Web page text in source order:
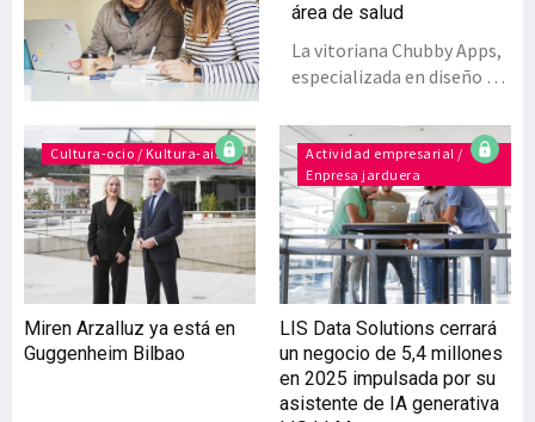
área de salud
La vitoriana Chubby Apps,
especializada en diseño y
está apostando por el área
de salud y, tras el
lanzamiento de
‘FitWoody’, prepara dos
nuevos verticales, uno
para el control de
menstruación y embarazo,
mercado antes de finales
de año y, un segundo, en el
área del sueño.FitWoody
cuenta ya con más de
Cultura-ocio / Kultura-aisia
Miren Arzalluz ya está en
Guggenheim Bilbao
Actividad empresarial /
Enpresa jarduera
LIS Data Solutions cerrará
un negocio de 5,4 millones
en 2025 impulsada por su
asistente de IA generativa